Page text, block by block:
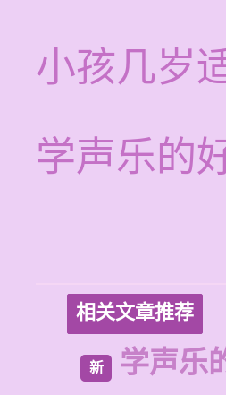
小孩几岁
学声乐的
相关文章推荐
新 学声乐